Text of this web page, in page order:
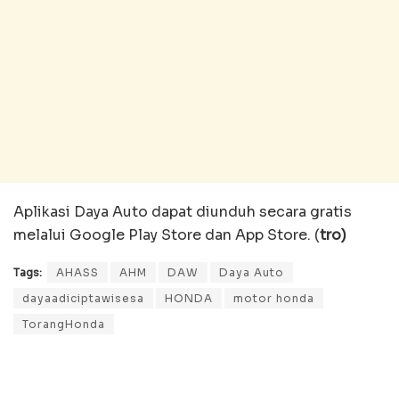
Aplikasi Daya Auto dapat diunduh secara gratis
melalui Google Play Store dan App Store. (tro)
Tags: AHASS AHM DAW
Daya Auto
dayaadiciptawisesa
HONDA
motor honda
TorangHonda